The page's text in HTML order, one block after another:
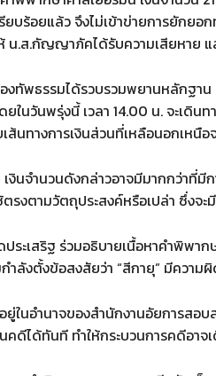
รียบร้อยแล้ว จึงไม่เข้าข่ายการยัก
น.ส.กัญญาภัคได้รับความเสียหาย
ทัพธรรมได้รวบรวมพยานหลักฐา
ยในวันพรุ่งนี้ เวลา 14.00 น. จะเดิ
ส้นทางการเงินส่วนที่เหลือนอกเหนือ
งินจำนวนดังกล่าวอาจมีมากกว่าที่มี
ตรงตามวัตถุประสงค์หรือเปล่า ซึ่ง
ะเสริฐ ร่วมอธิบายเนื้อหาคำพิพาก
ลังตั้งข้อสงสัยว่า “สีกายุ” มีความผิ
ในอำนาจของสำนักงานอัยการส
คดีได้ทันที ทำให้กระบวนการคดีอาจ